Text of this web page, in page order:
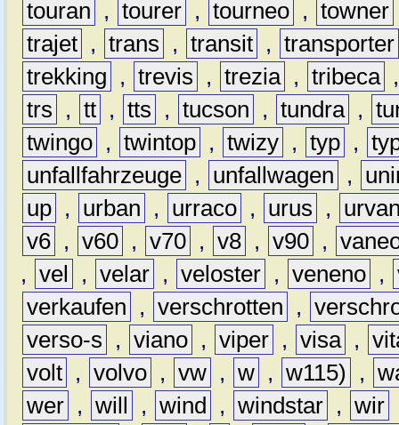
touran , tourer , tourneo , towner
trajet , trans , transit , transporter
trekking
, trevis , trezia , tribeca
trs
, tt , tts , tucson , tundra ,
twingo , twintop , twizy , typ ,
unfallfahrzeuge , unfallwagen ,
up , urban , urraco , urus ,
v6 , v60 , v70 , v8 , v90 ,
, vel , velar , veloster , veneno ,
verkaufen
, verschrotten ,
verso-s
, viano , viper , visa ,
volt , volvo , vw , w , w115) ,
wer , will , wind , windstar , wir